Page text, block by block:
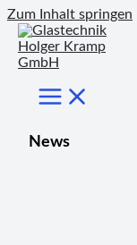
Zum Inhalt springen
News